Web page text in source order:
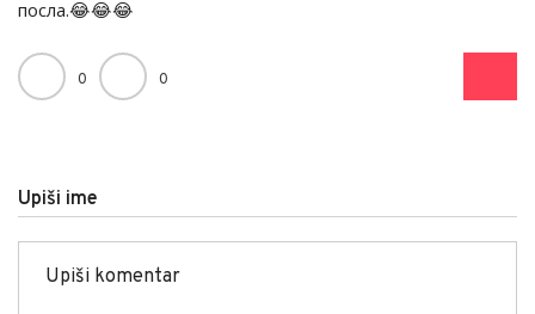
посла.😂😂😂
0 0
Upiši ime